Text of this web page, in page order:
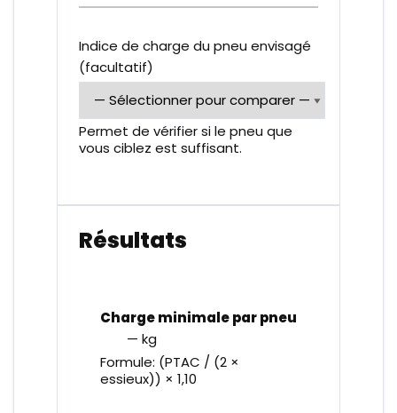
Indice de charge du pneu envisagé
(facultatif)
Permet de vérifier si le pneu que
vous ciblez est suffisant.
Résultats
Charge minimale par pneu
— kg
Formule: (PTAC / (2 ×
essieux)) × 1,10